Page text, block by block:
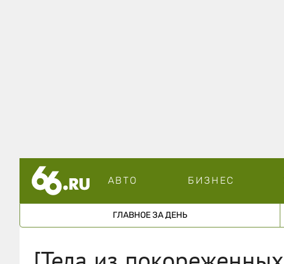
АВТО БИЗНЕС
ГЛАВНОЕ ЗА ДЕНЬ